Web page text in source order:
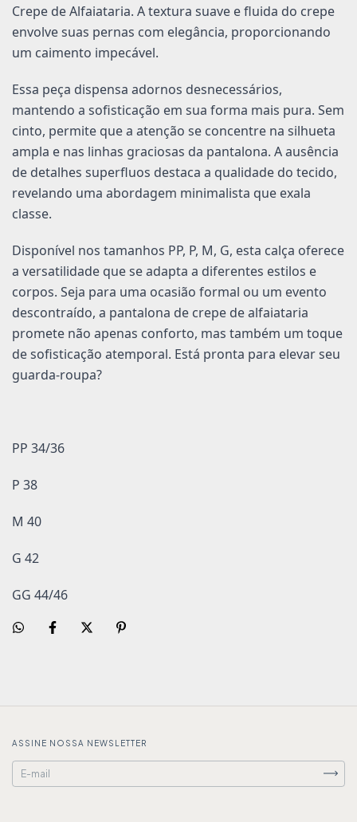
Crepe de Alfaiataria. A textura suave e fluida do crepe
envolve suas pernas com elegância, proporcionando
um caimento impecável.
Essa peça dispensa adornos desnecessários,
mantendo a sofisticação em sua forma mais pura. Sem
cinto, permite que a atenção se concentre na silhueta
ampla e nas linhas graciosas da pantalona. A ausência
de detalhes superfluos destaca a qualidade do tecido,
revelando uma abordagem minimalista que exala
classe.
Disponível nos tamanhos PP, P, M, G, esta calça oferece
a versatilidade que se adapta a diferentes estilos e
corpos. Seja para uma ocasião formal ou um evento
descontraído, a pantalona de crepe de alfaiataria
promete não apenas conforto, mas também um toque
de sofisticação atemporal. Está pronta para elevar seu
guarda-roupa?
PP 34/36
P 38
M 40
G 42
GG 44/46
ASSINE NOSSA NEWSLETTER